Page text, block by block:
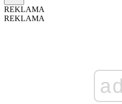
REKLAMA
REKLAMA
ad